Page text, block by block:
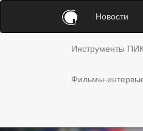
Новости
Инструменты
Фильмы-